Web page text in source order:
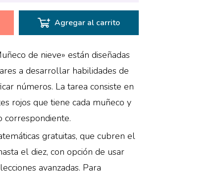
Agregar al carrito
de nieve» están diseñadas
a desarrollar habilidades de
números. La tarea consiste en
rojos que tiene cada muñeco y
gratuitas, que cubren el
el diez, con opción de usar
avanzadas. Para